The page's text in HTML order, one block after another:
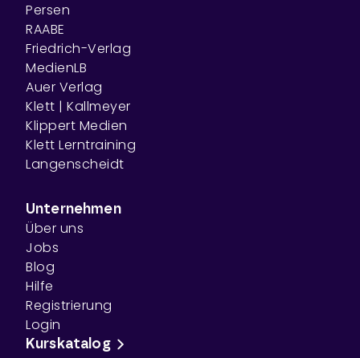
Persen
RAABE
Friedrich-Verlag
MedienLB
Auer Verlag
Klett | Kallmeyer
Klippert Medien
Klett Lerntraining
Langenscheidt
Unternehmen
Über uns
Jobs
Blog
Hilfe
Registrierung
Login
Kurskatalog